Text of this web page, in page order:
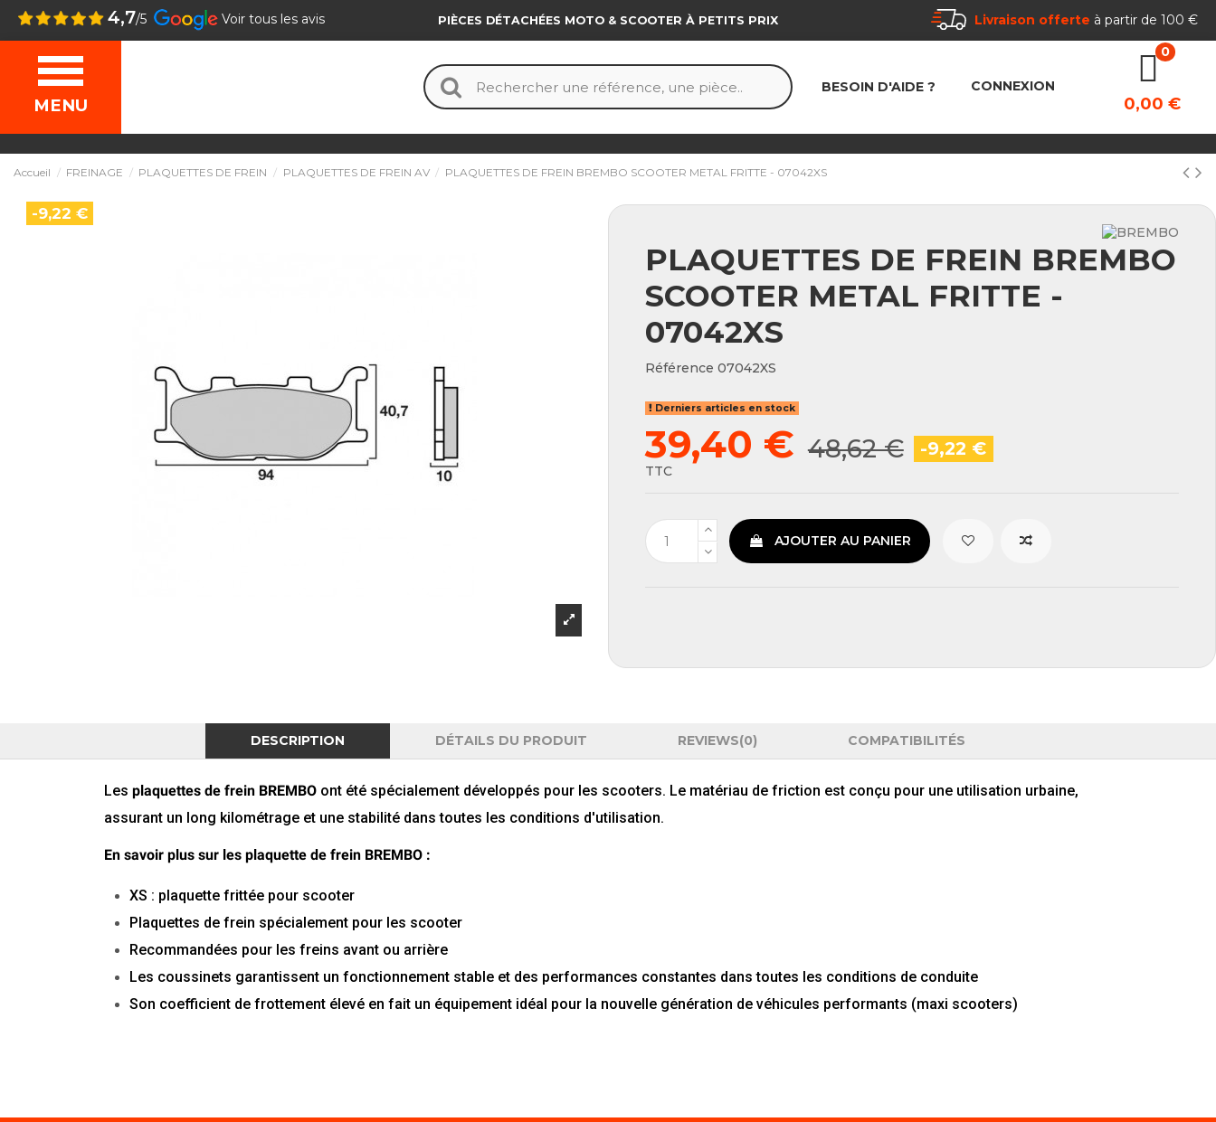
4,7/5 Voir tous les avis PIÈCES DÉTACHÉES MOTO & SCOOTER À PETITS PRIX Livraison offerte à partir de 100 €
MENU
BESOIN D'AIDE ? CONNEXION
0,00 €
Accueil FREINAGE PLAQUETTES DE FREIN PLAQUETTES DE FREIN AV PLAQUETTES DE FREIN BREMBO SCOOTER METAL FRITTE - 07042XS
-9,22 €
PLAQUETTES DE FREIN BREMBO
SCOOTER METAL FRITTE -
07042XS
Référence 07042XS
Derniers articles en stock
39,40 € 48,62 € -9,22 €
TTC
AJOUTER AU PANIER
DESCRIPTION DÉTAILS DU PRODUIT REVIEWS(0) COMPATIBILITÉS
Les plaquettes de frein BREMBO ont été spécialement développés pour les scooters. Le matériau de friction est conçu pour une utilisation urbaine,
assurant un long kilométrage et une stabilité dans toutes les conditions d'utilisation.
En savoir plus sur les plaquette de frein BREMBO :
XS : plaquette frittée pour scooter
Plaquettes de frein spécialement pour les scooter
Recommandées pour les freins avant ou arrière
Les coussinets garantissent un fonctionnement stable et des performances constantes dans toutes les conditions de conduite
Son coefficient de frottement élevé en fait un équipement idéal pour la nouvelle génération de véhicules performants (maxi scooters)